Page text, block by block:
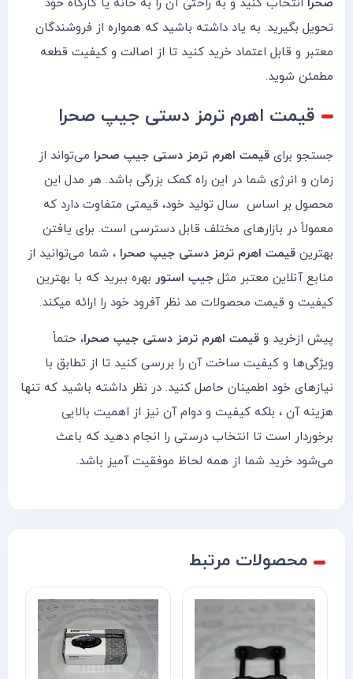
صحرا انتخاب کنید و به راحتی آن را به خانه یا کارگاه خود
تحویل بگیرید. به یاد داشته باشید که همواره از فروشندگان
معتبر و قابل اعتماد خرید کنید تا از اصالت و کیفیت قطعه
مطمئن شوید.
قیمت اهرم ترمز دستی جیپ صحرا
جستجو برای قیمت اهرم ترمز دستی جیپ صحرا می‌تواند از
زمان و انرژی شما در این راه کمک بزرگی باشد. هر مدل این
محصول بر اساس سال تولید خود، قیمتی متفاوت دارد که
معمولاً در بازارهای مختلف قابل دسترسی است. برای یافتن
بهترین قیمت اهرم ترمز دستی جیپ صحرا ، شما می‌توانید از
منابع آنلاین معتبر مثل جیپ استور بهره ببرید که با بهترین
کیفیت و قیمت محصولات مد نظر آفرود خود را ارائه میکند.
پیش ازخرید و قیمت اهرم ترمز دستی جیپ صحرا، حتماً
ویژگی‌ها و کیفیت ساخت آن را بررسی کنید تا از تطابق با
نیازهای خود اطمینان حاصل کنید. در نظر داشته باشید که تنها
هزینه آن ، بلکه کیفیت و دوام آن نیز از اهمیت بالایی
برخوردار است تا انتخاب درستی را انجام دهید که باعث
می‌شود خرید شما از همه لحاظ موفقیت آمیز باشد.
محصولات مرتبط